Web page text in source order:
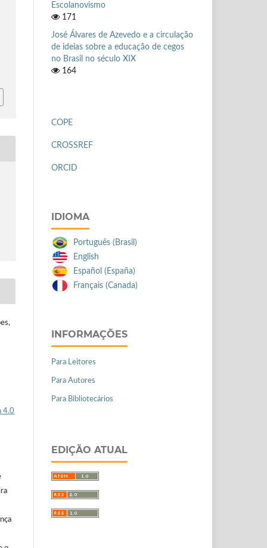
4.0
Escolanovismo
171
José Álvares de Azevedo e a circulação
de ideias sobre a educação de cegos
no Brasil no século XIX
164
COPE
CROSSREF
ORCID
IDIOMA
Português (Brasil)
English
Español (España)
Français (Canada)
INFORMAÇÕES
Para Leitores
Para Autores
Para Bibliotecários
EDIÇÃO ATUAL